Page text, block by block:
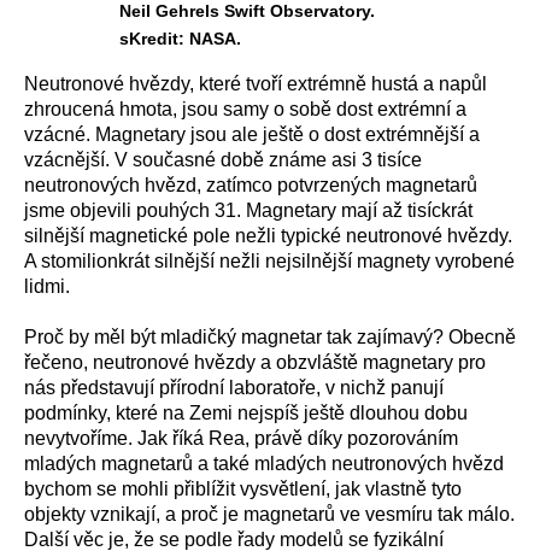
Neil Gehrels Swift Observatory.
sKredit: NASA.
Neutronové hvězdy, které tvoří extrémně hustá a napůl
zhroucená hmota, jsou samy o sobě dost extrémní a
vzácné. Magnetary jsou ale ještě o dost extrémnější a
vzácnější. V současné době známe asi 3 tisíce
neutronových hvězd, zatímco potvrzených magnetarů
jsme objevili pouhých 31. Magnetary mají až tisíckrát
silnější magnetické pole nežli typické neutronové hvězdy.
A stomilionkrát silnější nežli nejsilnější magnety vyrobené
lidmi.
Proč by měl být mladičký magnetar tak zajímavý? Obecně
řečeno, neutronové hvězdy a obzvláště magnetary pro
nás představují přírodní laboratoře, v nichž panují
podmínky, které na Zemi nejspíš ještě dlouhou dobu
nevytvoříme. Jak říká Rea, právě díky pozorováním
mladých magnetarů a také mladých neutronových hvězd
bychom se mohli přiblížit vysvětlení, jak vlastně tyto
objekty vznikají, a proč je magnetarů ve vesmíru tak málo.
Další věc je, že se podle řady modelů se fyzikální